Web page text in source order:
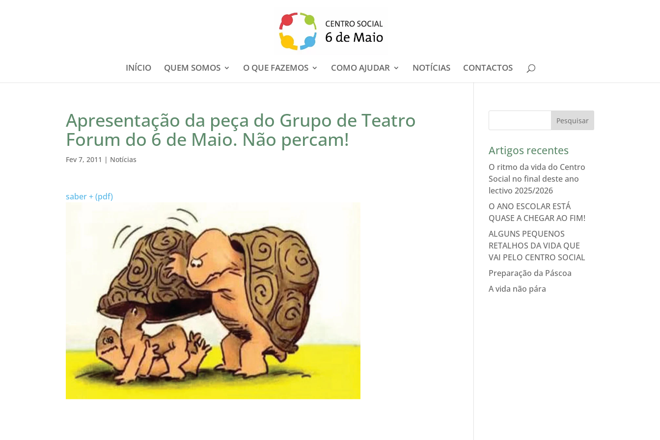
INÍCIO QUEM SOMOS O QUE FAZEMOS COMO AJUDAR NOTÍCIAS CONTACTOS
Apresentação da peça do Grupo de Teatro
Forum do 6 de Maio. Não percam!
Fev 7, 2011 | Notícias
saber + (pdf)
Artigos recentes
O ritmo da vida do Centro
Social no final deste ano
lectivo 2025/2026
O ANO ESCOLAR ESTÁ
QUASE A CHEGAR AO FIM!
ALGUNS PEQUENOS
RETALHOS DA VIDA QUE
VAI PELO CENTRO SOCIAL
Preparação da Páscoa
A vida não pára